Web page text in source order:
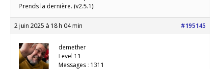
Prends la dernière. (v2.5.1)
2 juin 2025 à 18 h 04 min #195145
demether
Level 11
Messages : 1311